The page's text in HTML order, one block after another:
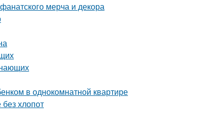
мерча и декора
в однокомнатной квартире
хлопот